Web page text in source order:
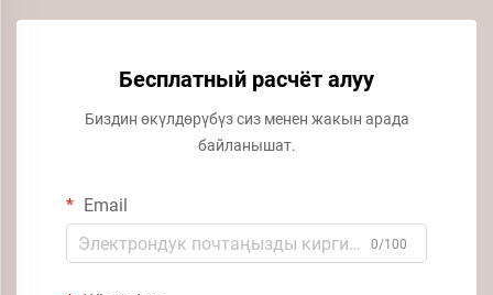
Бесплатный расчёт алуу
Биздин өкүлдөрүбүз сиз менен жакын арада
байланышат.
Email
0/100